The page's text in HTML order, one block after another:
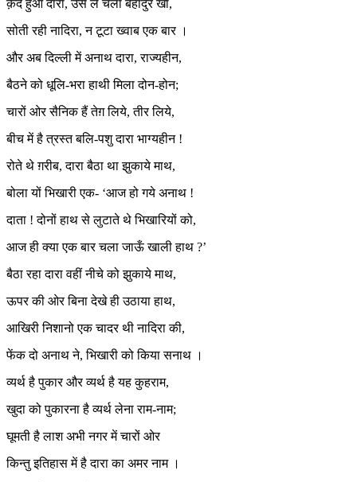
क़ैद हुआ दारा, उसे ले चला बहादुर खाँ,
सोती रही नादिरा, न टूटा ख्वाब एक बार ।
और अब दिल्ली में अनाथ दारा, राज्यहीन,
बैठने को धूलि-भरा हाथी मिला दोन-होन;
चारों ओर सैनिक हैं तेग़ लिये, तीर लिये,
बीच में है त्रस्त बलि-पशु दारा भाग्यहीन !
रोते थे ग़रीब, दारा बैठा था झुकाये माथ,
बोला यों भिखारी एक- ‘आज हो गये अनाथ !
दाता ! दोनों हाथ से लुटाते थे भिखारियों को,
आज ही क्या एक बार चला जाऊँ खाली हाथ ?’
बैठा रहा दारा वहीं नीचे को झुकाये माथ,
ऊपर की ओर बिना देखे ही उठाया हाथ,
आखिरी निशानो एक चादर थी नादिरा की,
फेंक दो अनाथ ने, भिखारी को किया सनाथ ।
व्यर्थ है पुकार और व्यर्थ है यह कुहराम,
खुदा को पुकारना है व्यर्थ लेना राम-नाम;
घूमती है लाश अभी नगर में चारों ओर
किन्तु इतिहास में है दारा का अमर नाम ।